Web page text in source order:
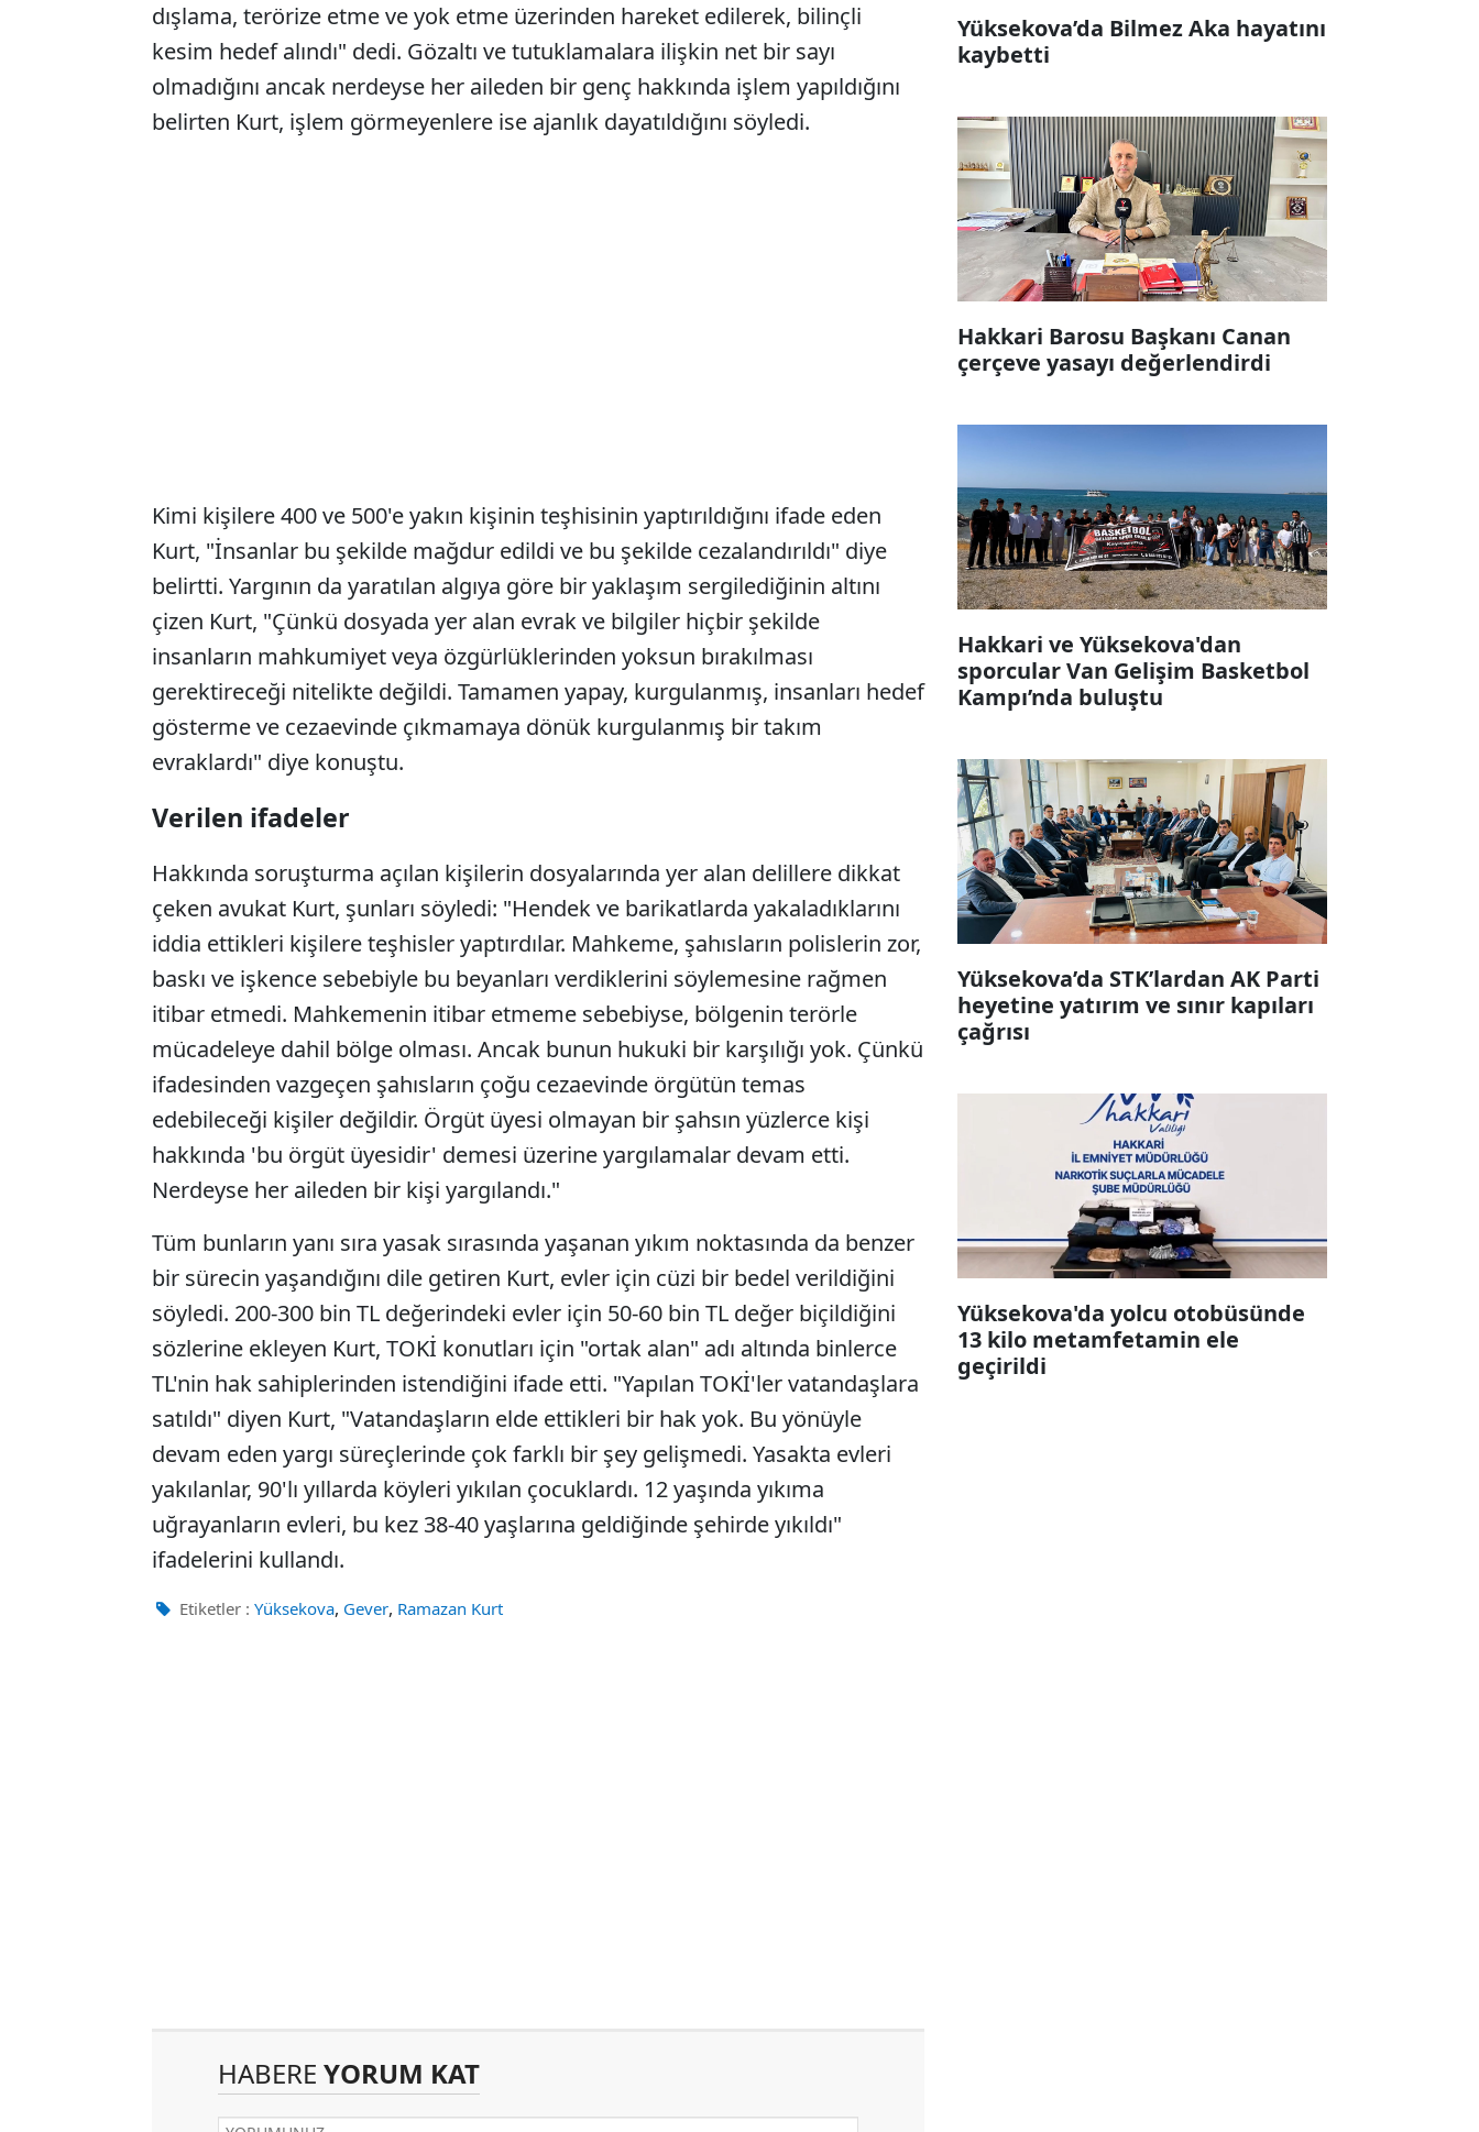
dışlama, terörize etme ve yok etme üzerinden hareket edilerek, bilinçli
kesim hedef alındı" dedi. Gözaltı ve tutuklamalara ilişkin net bir sayı
olmadığını ancak nerdeyse her aileden bir genç hakkında işlem yapıldığını
belirten Kurt, işlem görmeyenlere ise ajanlık dayatıldığını söyledi.
Kimi kişilere 400 ve 500'e yakın kişinin teşhisinin yaptırıldığını ifade eden
Kurt, "İnsanlar bu şekilde mağdur edildi ve bu şekilde cezalandırıldı" diye
belirtti. Yargının da yaratılan algıya göre bir yaklaşım sergilediğinin altını
çizen Kurt, "Çünkü dosyada yer alan evrak ve bilgiler hiçbir şekilde
insanların mahkumiyet veya özgürlüklerinden yoksun bırakılması
gerektireceği nitelikte değildi. Tamamen yapay, kurgulanmış, insanları hedef
gösterme ve cezaevinde çıkmamaya dönük kurgulanmış bir takım
evraklardı" diye konuştu.
Verilen ifadeler
Hakkında soruşturma açılan kişilerin dosyalarında yer alan delillere dikkat
çeken avukat Kurt, şunları söyledi: "Hendek ve barikatlarda yakaladıklarını
iddia ettikleri kişilere teşhisler yaptırdılar. Mahkeme, şahısların polislerin zor,
baskı ve işkence sebebiyle bu beyanları verdiklerini söylemesine rağmen
itibar etmedi. Mahkemenin itibar etmeme sebebiyse, bölgenin terörle
mücadeleye dahil bölge olması. Ancak bunun hukuki bir karşılığı yok. Çünkü
ifadesinden vazgeçen şahısların çoğu cezaevinde örgütün temas
edebileceği kişiler değildir. Örgüt üyesi olmayan bir şahsın yüzlerce kişi
hakkında 'bu örgüt üyesidir' demesi üzerine yargılamalar devam etti.
Nerdeyse her aileden bir kişi yargılandı."
Tüm bunların yanı sıra yasak sırasında yaşanan yıkım noktasında da benzer
bir sürecin yaşandığını dile getiren Kurt, evler için cüzi bir bedel verildiğini
söyledi. 200-300 bin TL değerindeki evler için 50-60 bin TL değer biçildiğini
sözlerine ekleyen Kurt, TOKİ konutları için "ortak alan" adı altında binlerce
TL'nin hak sahiplerinden istendiğini ifade etti. "Yapılan TOKİ'ler vatandaşlara
satıldı" diyen Kurt, "Vatandaşların elde ettikleri bir hak yok. Bu yönüyle
devam eden yargı süreçlerinde çok farklı bir şey gelişmedi. Yasakta evleri
yakılanlar, 90'lı yıllarda köyleri yıkılan çocuklardı. 12 yaşında yıkıma
uğrayanların evleri, bu kez 38-40 yaşlarına geldiğinde şehirde yıkıldı"
ifadelerini kullandı.
Etiketler : Yüksekova, Gever, Ramazan Kurt
HABERE YORUM KAT
Yüksekova’da Bilmez Aka hayatını
kaybetti
Hakkari Barosu Başkanı Canan
çerçeve yasayı değerlendirdi
Hakkari ve Yüksekova'dan
sporcular Van Gelişim Basketbol
Kampı’nda buluştu
Yüksekova’da STK’lardan AK Parti
heyetine yatırım ve sınır kapıları
çağrısı
Yüksekova'da yolcu otobüsünde
13 kilo metamfetamin ele
geçirildi